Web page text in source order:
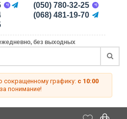
(050) 780-32-25
(068) 481-19-70
без выходных
сокращенному графику: с 10:00
понимание!